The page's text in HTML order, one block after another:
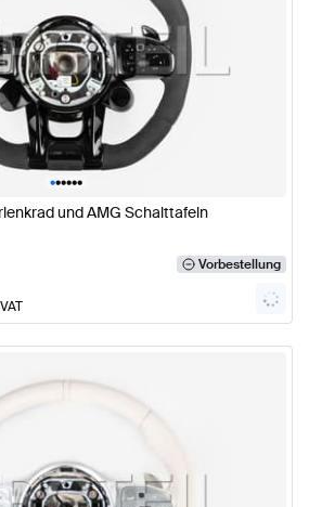
••••••
und AMG Schalttafeln
Vorbestellung